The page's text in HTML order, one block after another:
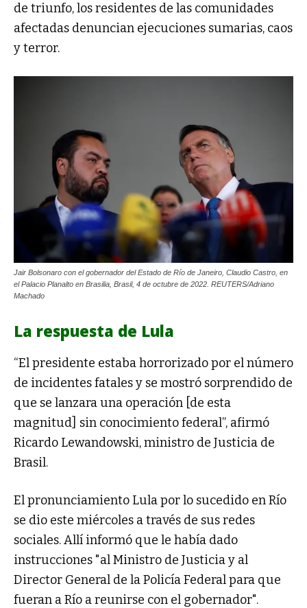
de triunfo, los residentes de las comunidades
afectadas denuncian ejecuciones sumarias, caos
y terror.
Jair Bolsonaro con el gobernador del Estado de Río de Janeiro, Claudio Castro, en
el Palacio Planalto en Brasilia, Brasil, 4 de octubre de 2022. REUTERS/Adriano
Machado
La respuesta de Lula
“El presidente estaba horrorizado por el número
de incidentes fatales y se mostró sorprendido de
que se lanzara una operación [de esta
magnitud] sin conocimiento federal”, afirmó
Ricardo Lewandowski, ministro de Justicia de
Brasil.
El pronunciamiento Lula por lo sucedido en Río
se dio este miércoles a través de sus redes
sociales. Allí informó que le había dado
instrucciones "al Ministro de Justicia y al
Director General de la Policía Federal para que
fueran a Río a reunirse con el gobernador".